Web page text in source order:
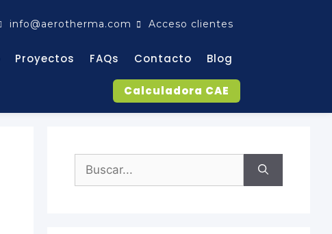
info@aerotherma.com Acceso clientes
Proyectos FAQs Contacto Blog
Calculadora CAE